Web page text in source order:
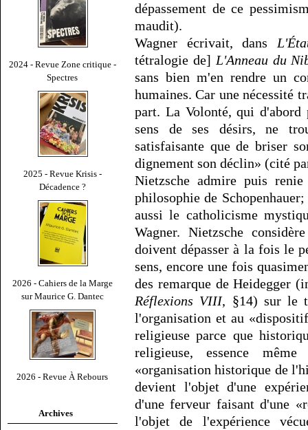
2024 - Revue Zone critique -
Spectres
2025 - Revue Krisis -
Décadence ?
2026 - Cahiers de la Marge
sur Maurice G. Dantec
2026 - Revue À Rebours
Archives
dépassement de ce
maudit).
Wagner écrivait, dans
tétralogie de] L'Anneau du
sans bien m'en rendre un
humaines. Car une nécessité
part. La Volonté, qui d'abord
sens de ses désirs, ne
satisfaisante que de briser
dignement son déclin» (cité
Nietzsche admire puis
philosophie de
aussi le catholicisme
Wagner. Nietzsche
doivent dépasser à la fois le
sens, encore une fois
des remarque de Heidegger
Réflexions VIII, §14) sur le
l'organisation et au
religieuse parce que
religieuse, essence
«organisation historique de
devient l'objet d'une
d'une ferveur faisant d'une
l'objet de l'expérience